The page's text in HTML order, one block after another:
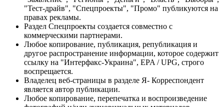
"Тест-драйв", "Спецпроекты", "Промо" публикуются на
правах рекламы.
Раздел Спецпроекты создается совместно с
коммерческими партнерами.
Любое копирование, публикация, републикация и
другое распространение информации, которое содержит
ссылку на "Интерфакс-Украина", EPA / UPG, строго
воспрещается.
Владелец веб-страницы в разделе Я- Корреспондент
является автор публикации.
Любое копирование, перепечатка и воспроизведение